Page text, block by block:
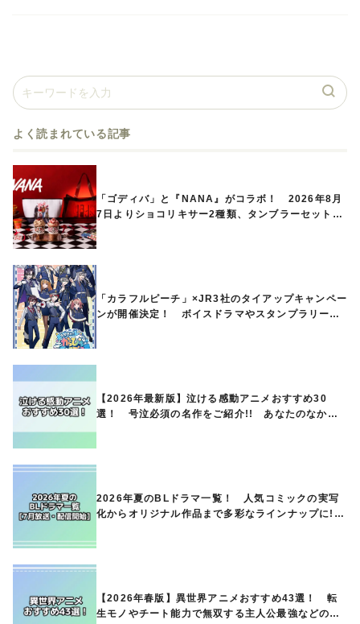
よく読まれている記事
「ゴディバ」と『NANA』がコラボ！ 2026年8月
7日よりショコリキサー2種類、タンブラーセットな
「カラフルピーチ」×JR3社のタイアップキャンペー
ンが開催決定！ ボイスドラマやスタンプラリー、
【2026年最新版】泣ける感動アニメおすすめ30
選！ 号泣必須の名作をご紹介!! あなたのなかの
2026年夏のBLドラマ一覧！ 人気コミックの実写
化からオリジナル作品まで多彩なラインナップに!!
【2026年春版】異世界アニメおすすめ43選！ 転
生モノやチート能力で無双する主人公最強などの人